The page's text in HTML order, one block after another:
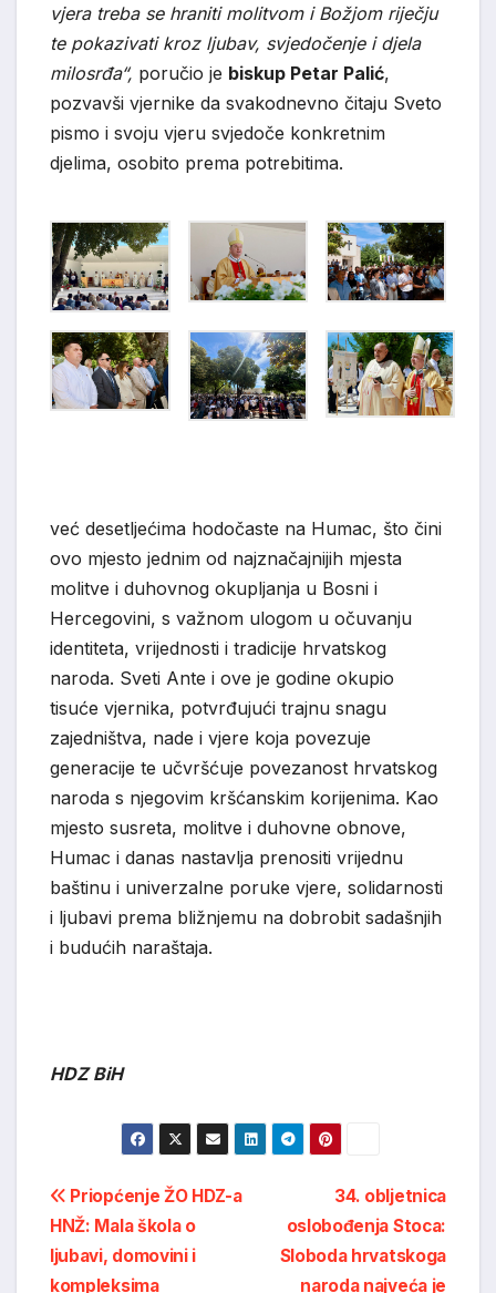
vjera treba se hraniti molitvom i Božjom riječju
te pokazivati kroz ljubav, svjedočenje i djela
milosrđa“, poručio je biskup Petar Palić,
pozvavši vjernike da svakodnevno čitaju Sveto
pismo i svoju vjeru svjedoče konkretnim
djelima, osobito prema potrebitima.
već desetljećima hodočaste na Humac, što čini
ovo mjesto jednim od najznačajnijih mjesta
molitve i duhovnog okupljanja u Bosni i
Hercegovini, s važnom ulogom u očuvanju
identiteta, vrijednosti i tradicije hrvatskog
naroda. Sveti Ante i ove je godine okupio
tisuće vjernika, potvrđujući trajnu snagu
zajedništva, nade i vjere koja povezuje
generacije te učvršćuje povezanost hrvatskog
naroda s njegovim kršćanskim korijenima. Kao
mjesto susreta, molitve i duhovne obnove,
Humac i danas nastavlja prenositi vrijednu
baštinu i univerzalne poruke vjere, solidarnosti
i ljubavi prema bližnjemu na dobrobit sadašnjih
i budućih naraštaja.
HDZ BiH
Post
navigation
34. obljetnica
oslobođenja Stoca:
Sloboda hrvatskoga
naroda najveća je
Priopćenje ŽO HDZ-a
HNŽ: Mala škola o
ljubavi, domovini i
kompleksima